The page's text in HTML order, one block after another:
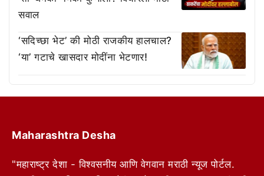
सवाल
‘सदिच्छा भेट’ की मोठी राजकीय हालचाल?
‘या’ गटाचे खासदार मोदींना भेटणार!
Maharashtra Desha
"महाराष्ट्र देशा - विश्वसनीय आणि वेगवान मराठी न्यूज पोर्टल.